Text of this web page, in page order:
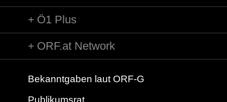
Ö1 Plus
ORF.at Network
Bekanntgaben laut ORF-G
Publikumsrat